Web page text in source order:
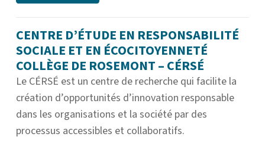
CENTRE D’ÉTUDE EN RESPONSABILITÉ
SOCIALE ET EN ÉCOCITOYENNETÉ
COLLÈGE DE ROSEMONT – CÉRSÉ
Le CÉRSÉ est un centre de recherche qui facilite la
création d’opportunités d’innovation responsable
dans les organisations et la société par des
processus accessibles et collaboratifs.